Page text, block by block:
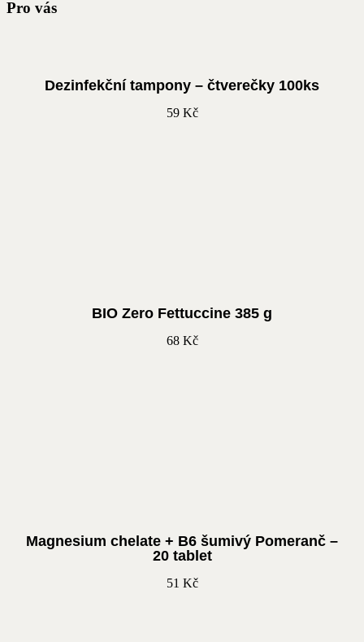
Pro vás
Dezinfekční tampony – čtverečky 100ks
59 Kč
BIO Zero Fettuccine 385 g
68 Kč
Magnesium chelate + B6 šumivý Pomeranč –
20 tablet
51 Kč